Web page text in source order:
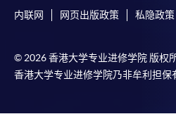
名程序，建议申请人亲身到
除由学院裁定的特殊情况（
而取消）之外，一切已缴费
准退还款项，以现金、易办
支票或缴费灵（只限网上付
内联网 网页出版政策 私隐政策
© 2026 香港大学专业进修学院 版权
香港大学专业进修学院乃非牟利担保